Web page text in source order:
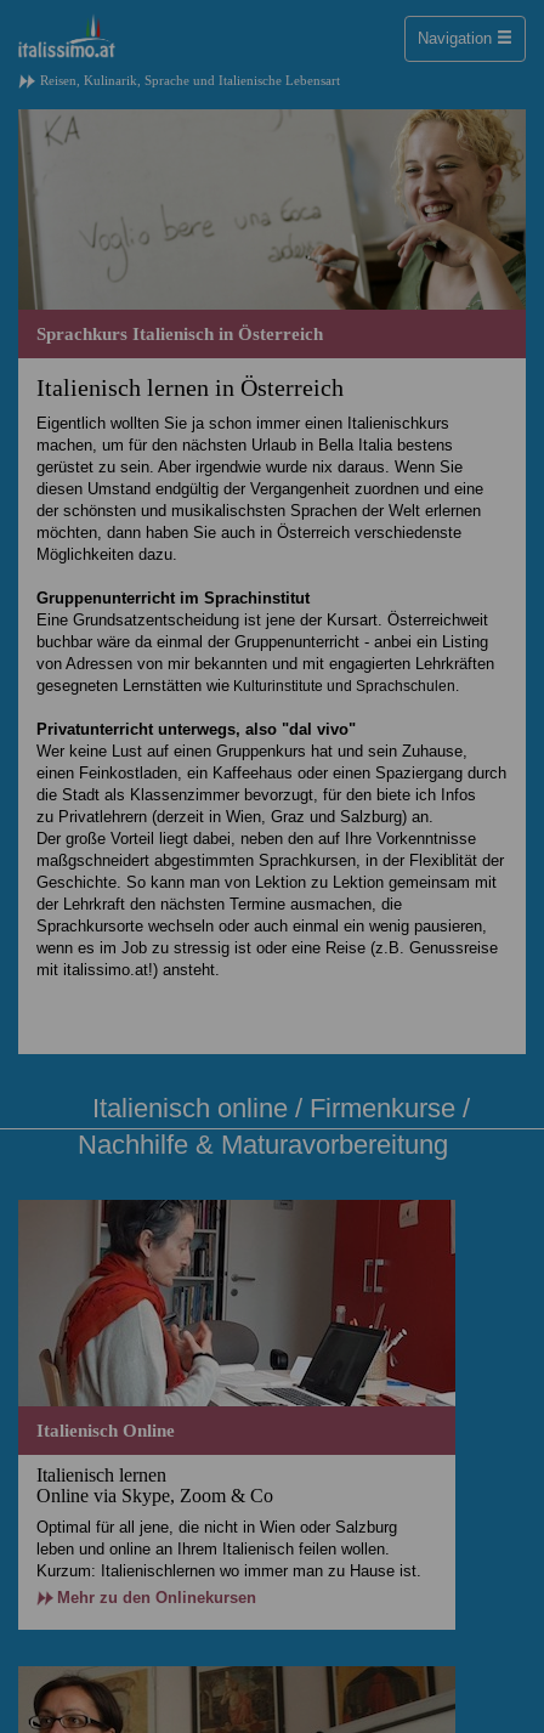
Reisen, Kulinarik, Sprache und Italienische Lebensart
Navigation Toggle
Sprachkurs Italienisch in Österreich
Italienisch lernen in Österreich
Eigentlich wollten Sie ja schon immer einen Italienischkurs
machen, um für den nächsten Urlaub in Bella Italia bestens
gerüstet zu sein. Aber irgendwie wurde nix daraus. Wenn Sie
diesen Umstand endgültig der Vergangenheit zuordnen und eine
der schönsten und musikalischsten Sprachen der Welt erlernen
möchten, dann haben Sie auch in Österreich verschiedenste
Möglichkeiten dazu.
Gruppenunterricht im Sprachinstitut
Eine Grundsatzentscheidung ist jene der Kursart. Österreichweit
buchbar wäre da einmal der Gruppenunterricht - anbei ein Listing
von Adressen von mir bekannten und mit engagierten Lehrkräften
gesegneten Lernstätten wie Kulturinstitute und Sprachschulen.
Privatunterricht unterwegs, also "dal vivo"
Wer keine Lust auf einen Gruppenkurs hat und sein Zuhause,
einen Feinkostladen, ein Kaffeehaus oder einen Spaziergang durch
die Stadt als Klassenzimmer bevorzugt, für den biete ich Infos
zu Privatlehrern (derzeit in Wien, Graz und Salzburg) an.
Der große Vorteil liegt dabei, neben den auf Ihre Vorkenntnisse
maßgschneidert abgestimmten Sprachkursen, in der Flexiblität der
Geschichte. So kann man von Lektion zu Lektion gemeinsam mit
der Lehrkraft den nächsten Termine ausmachen, die
Sprachkursorte wechseln oder auch einmal ein wenig pausieren,
wenn es im Job zu stressig ist oder eine Reise (z.B. Genussreise
mit italissimo.at!) ansteht.
Italienisch online / Firmenkurse /
Nachhilfe & Maturavorbereitung
Italienisch Online
Italienisch lernen
Online via Skype, Zoom & Co
Optimal für all jene, die nicht in Wien oder Salzburg
leben und online an Ihrem Italienisch feilen wollen.
Kurzum: Italienischlernen wo immer man zu Hause ist.
Mehr zu den Onlinekursen